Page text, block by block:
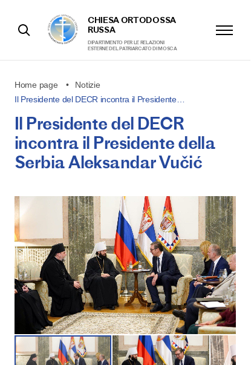
CHIESA ORTODOSSA
RUSSA
DIPARTIMENTO PER LE RELAZIONI
ESTERNE DEL PATRIARCATO DI MOSCA
Home page
Notizie
Il Presidente del DECR incontra il Presidente…
Il Presidente del DECR
incontra il Presidente della
Serbia Aleksandar Vučić